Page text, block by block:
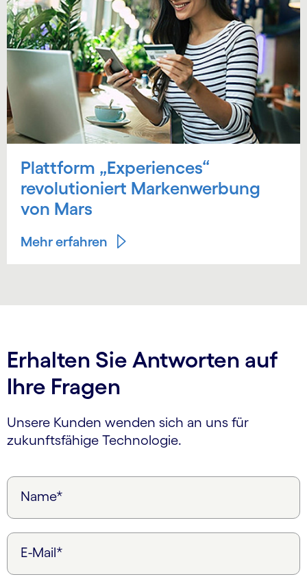
Plattform „Experiences“
revolutioniert Markenwerbung
von Mars
Mehr erfahren
Erhalten Sie Antworten auf
Ihre Fragen
Unsere Kunden wenden sich an uns für
zukunftsfähige Technologie.
Name*
E-Mail*